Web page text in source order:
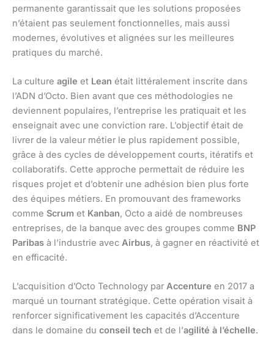
permanente garantissait que les solutions proposées
n’étaient pas seulement fonctionnelles, mais aussi
modernes, évolutives et alignées sur les meilleures
pratiques du marché.
La culture agile et Lean était littéralement inscrite dans
l’ADN d’Octo. Bien avant que ces méthodologies ne
deviennent populaires, l’entreprise les pratiquait et les
enseignait avec une conviction rare. L’objectif était de
livrer de la valeur métier le plus rapidement possible,
grâce à des cycles de développement courts, itératifs et
collaboratifs. Cette approche permettait de réduire les
risques projet et d’obtenir une adhésion bien plus forte
des équipes métiers. En promouvant des frameworks
comme Scrum et Kanban, Octo a aidé de nombreuses
entreprises, de la banque avec des groupes comme BNP
Paribas à l’industrie avec Airbus, à gagner en réactivité et
en efficacité.
L’acquisition d’Octo Technology par Accenture en 2017 a
marqué un tournant stratégique. Cette opération visait à
renforcer significativement les capacités d’Accenture
dans le domaine du conseil tech et de l’agilité à l’échelle.